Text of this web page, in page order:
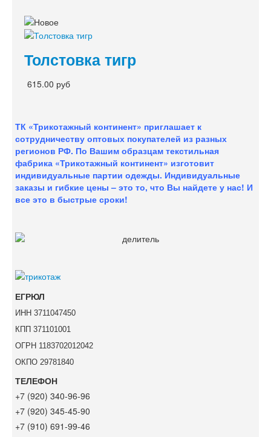
Толстовка тигр
615.00 руб
ТК «Трикотажный континент» приглашает к
сотрудничеству оптовых покупателей из разных
регионов РФ. По Вашим образцам текстильная
фабрика «Трикотажный континент» изготовит
индивидуальные партии одежды. Индивидуальные
заказы и гибкие цены – это то, что Вы найдете у нас! И
все это в быстрые сроки!
ЕГРЮЛ
ИНН 3711047450
КПП 371101001
ОГРН 1183702012042
ОКПО 29781840
ТЕЛЕФОН
+7 (920) 340-96-96
+7 (920) 345-45-90
+7 (910) 691-99-46